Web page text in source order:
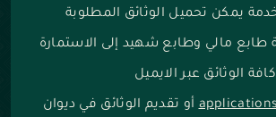
يمكن تحميل الوثائق المطلوبة
طابع مالي وطابع شهيد إلى الاستمارة
الوثائق عبر الايميل
أو تقديم الوثائق في ديوان